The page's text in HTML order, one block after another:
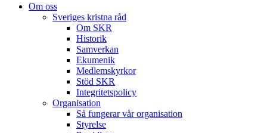
Om oss
Sveriges kristna råd
Om SKR
Historik
Samverkan
Ekumenik
Medlemskyrkor
Stöd SKR
Integritetspolicy
Organisation
Så fungerar vår organisation
Styrelse